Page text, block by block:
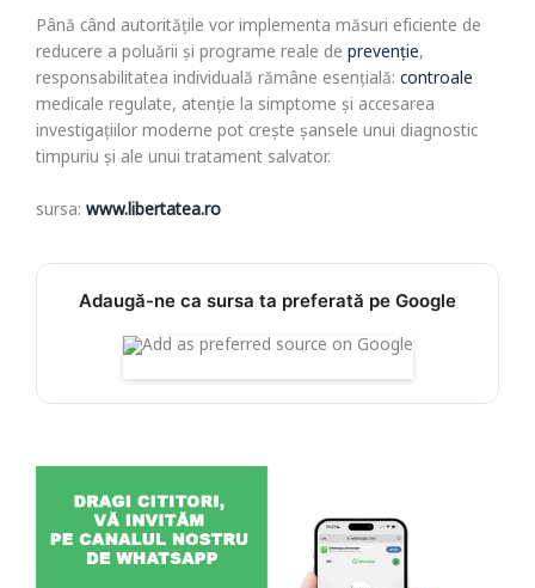
Până când autoritățile vor implementa măsuri eficiente de
reducere a poluării și programe reale de prevenție,
responsabilitatea individuală rămâne esențială: controale
medicale regulate, atenție la simptome și accesarea
investigațiilor moderne pot crește șansele unui diagnostic
timpuriu și ale unui tratament salvator.
sursa: www.libertatea.ro
Adaugă-ne ca sursa ta preferată pe Google